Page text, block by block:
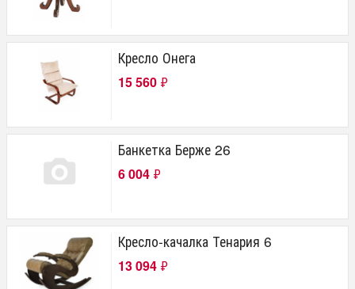
Кресло Онега
15 560 ₽
Банкетка Берже 26
6 004 ₽
Кресло-качалка Тенария 6
13 094 ₽